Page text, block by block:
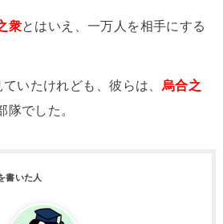
衆とはいえ、一万人を相手にする
いたけれども、彼らは、 烏合之
隊でした。